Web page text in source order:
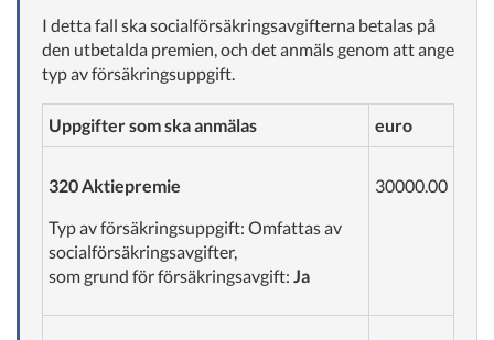
I detta fall ska socialförsäkringsavgifterna betalas på
den utbetalda premien, och det anmäls genom att ange
typ av försäkringsuppgift.
Uppgifter som ska anmälas euro
320 Aktiepremie
Typ av försäkringsuppgift: Omfattas av
socialförsäkringsavgifter,
som grund för försäkringsavgift: Ja
30000.00